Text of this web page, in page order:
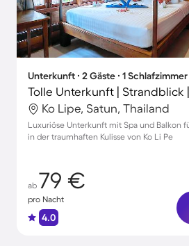
Unterkunft ∙ 2 Gäste ∙ 1 Schlafzimmer
Ko Lipe, Satun, Thailand
Luxuriöse Unterkunft mit Spa und Balkon
in der traumhaften Kulisse von Ko Li Pe
ab 79 €
pro Nacht
4.0